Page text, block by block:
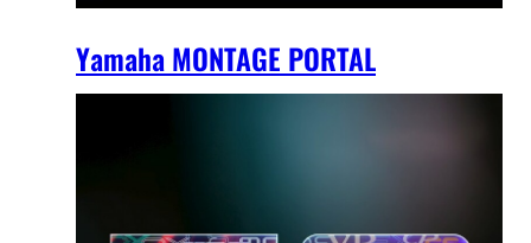
Yamaha MONTAGE PORTAL